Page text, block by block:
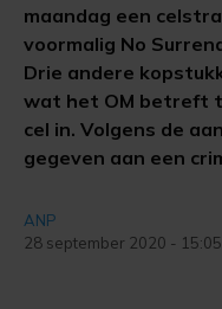
maandag een
voormalig No
Drie andere
wat het OM betreft
cel in. Volgens de
gegeven aan een
ANP
28 september 2020 - 15:05